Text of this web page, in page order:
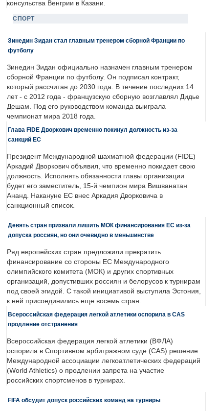
консульства Венгрии в Казани.
СПОРТ
Зинедин Зидан стал главным тренером сборной Франции по
футболу
Зинедин Зидан официально назначен главным тренером
сборной Франции по футболу. Он подписал контракт,
который рассчитан до 2030 года. В течение последних 14
лет - с 2012 года - французскую сборную возглавлял Дидье
Дешам. Под его руководством команда выиграла
чемпионат мира 2018 года.
Глава FIDE Дворкович временно покинул должность из-за
санкций ЕС
Президент Международной шахматной федерации (FIDE)
Аркадий Дворкович объявил, что временно покидает свою
должность. Исполнять обязанности главы организации
будет его заместитель, 15-й чемпион мира Вишванатан
Ананд. Накануне ЕС внес Аркадия Дворковича в
санкционный список.
Девять стран призвали лишить МОК финансирования ЕС из-за
допуска россиян, но они очевидно в меньшинстве
Ряд европейских стран предложили прекратить
финансирование со стороны ЕС Международного
олимпийского комитета (МОК) и других спортивных
организаций, допустивших россиян и белорусов к турнирам
под своей эгидой. С такой инициативой выступила Эстония,
к ней присоединились еще восемь стран.
Всероссийская федерация легкой атлетики оспорила в CAS
продление отстранения
Всероссийская федерация легкой атлетики (ВФЛА)
оспорила в Спортивном арбитражном суде (CAS) решение
Международной ассоциации легкоатлетических федераций
(World Athletics) о продлении запрета на участие
российских спортсменов в турнирах.
FIFA обсудит допуск российских команд на турниры